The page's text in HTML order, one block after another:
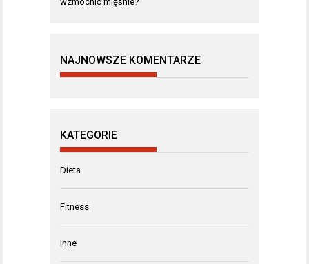
NAJNOWSZE KOMENTARZE
KATEGORIE
Dieta
Fitness
Inne